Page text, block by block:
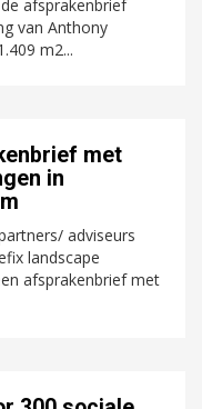
afsprakenbrief
van Anthony
m2...
met
in
adviseurs
landscape
afsprakenbrief met